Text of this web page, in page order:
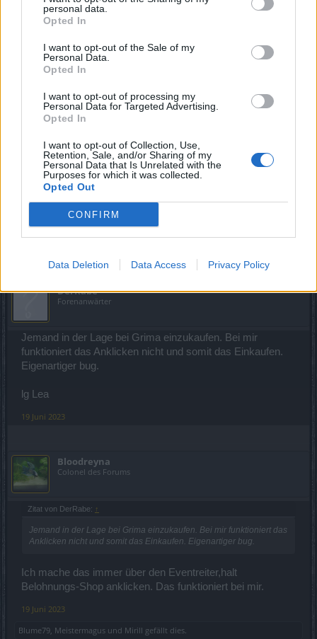
personal data.
Opted In
I want to opt-out of the Sale of my
Personal Data.
Opted In
I want to opt-out of processing my
Personal Data for Targeted Advertising.
Opted In
I want to opt-out of Collection, Use,
Retention, Sale, and/or Sharing of my
Personal Data that Is Unrelated with the
Purposes for which it was collected.
Opted Out
CONFIRM
Data Deletion Data Access Privacy Policy
satanicwitch
Forenkommissar
Zitat von Axtkampf:↑
Hallo,
Kleiner Verbesserungsvorschlag. Bitte macht das Karmot in Grimas
Shop als einen Posten kaufbar. 1mal 2000 Karmot für 3000 Draken
statt der bescheuerten Klickerei von 200mal a 10 Karmot.
Oder so wie mit den Teleportzugängen. also in diesem
Sinne dann zb 100 Karmot für XY Draken. (ja ich bin grad
zu faul zum umrechnen
DerRabe
Forenanwärter
Jemand in der Lage bei Grima einzukaufen. Bei mir
funktioniert das Anklicken nicht und somit das Einkaufen.
Eigenartiger bug.
lg Lea
19 Juni 2023
Bloodreyna
Colonel des Forums
Zitat von DerRabe: ↑
Jemand in der Lage bei Grima einzukaufen. Bei mir funktioniert das
Anklicken nicht und somit das Einkaufen. Eigenartiger bug.
Ich mache das immer über den Eventreiter,halt
Belohnungs-Shop anklicken. Das funktioniert bei mir.
19 Juni 2023
Blume79 Meistermagus und Mirill gefällt dies.